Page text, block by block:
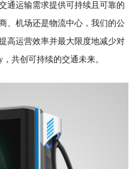
通运输需求提供可持续且可靠的
、机场还是物流中心，我们的公
高运营效率并最大限度地减少对
共创可持续的交通未来。